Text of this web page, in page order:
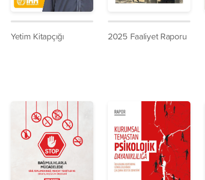
Yetim Kitapçığı 2025 Faaliyet Raporu